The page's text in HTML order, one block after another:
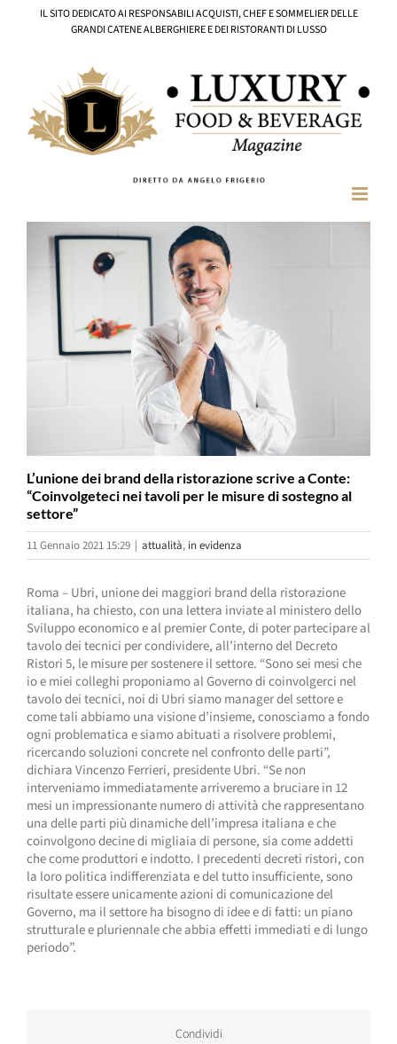
IL SITO DEDICATO AI RESPONSABILI ACQUISTI, CHEF E SOMMELIER DELLE
GRANDI CATENE ALBERGHIERE E DEI RISTORANTI DI LUSSO
Ingrandisci
immagine
L’unione dei brand della ristorazione scrive a Conte:
“Coinvolgeteci nei tavoli per le misure di sostegno al
settore”
11 Gennaio 2021 15:29 | attualità, in evidenza
Roma – Ubri, unione dei maggiori brand della ristorazione
italiana, ha chiesto, con una lettera inviate al ministero dello
Sviluppo economico e al premier Conte, di poter partecipare al
tavolo dei tecnici per condividere, all’interno del Decreto
Ristori 5, le misure per sostenere il settore. “Sono sei mesi che
io e miei colleghi proponiamo al Governo di coinvolgerci nel
tavolo dei tecnici, noi di Ubri siamo manager del settore e
come tali abbiamo una visione d’insieme, conosciamo a fondo
ogni problematica e siamo abituati a risolvere problemi,
ricercando soluzioni concrete nel confronto delle parti”,
dichiara Vincenzo Ferrieri, presidente Ubri. “Se non
interveniamo immediatamente arriveremo a bruciare in 12
mesi un impressionante numero di attività che rappresentano
una delle parti più dinamiche dell’impresa italiana e che
coinvolgono decine di migliaia di persone, sia come addetti
che come produttori e indotto. I precedenti decreti ristori, con
la loro politica indifferenziata e del tutto insufficiente, sono
risultate essere unicamente azioni di comunicazione del
Governo, ma il settore ha bisogno di idee e di fatti: un piano
strutturale e pluriennale che abbia effetti immediati e di lungo
periodo”.
Condividi